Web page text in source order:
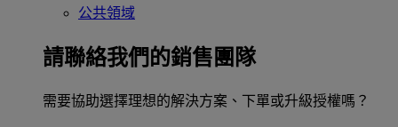
公共領域
請聯絡我們的銷售團隊
需要協助選擇理想的解決方案、下單或升級授權嗎？